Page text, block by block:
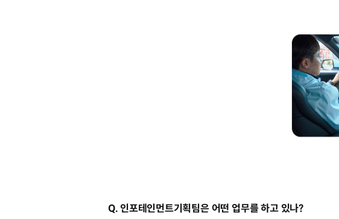
Q. 인포테인먼트기획팀은 어떤 업무를 하고 있나?